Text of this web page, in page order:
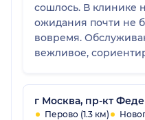
сошлось. В клинике
ожидания почти не
вовремя.
вежливое,
положительное,
г Москва, пр-кт
Перово (1.3 км)